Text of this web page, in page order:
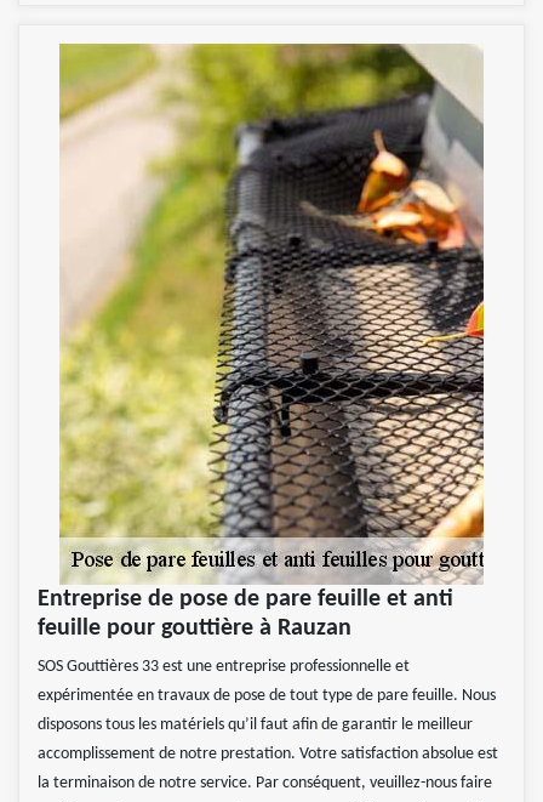
Entreprise de pose de pare feuille et anti
feuille pour gouttière à Rauzan
SOS Gouttières 33 est une entreprise professionnelle et
expérimentée en travaux de pose de tout type de pare feuille. Nous
disposons tous les matériels qu’il faut afin de garantir le meilleur
accomplissement de notre prestation. Votre satisfaction absolue est
la terminaison de notre service. Par conséquent, veuillez-nous faire